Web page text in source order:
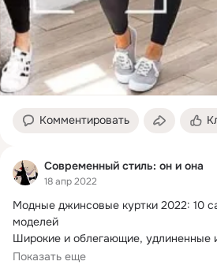
Комментировать
Современный стиль: он и она
18 апр 2022
Модные джинсовые куртки 2022: 10
моделей
Широкие и облегающие, удлиненные
и необычные — самые модные
Показать еще